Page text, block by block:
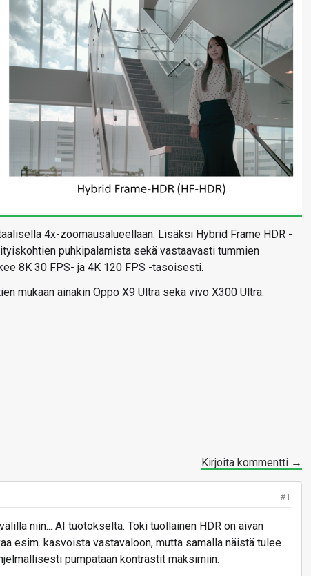
4x-zoomausalueellaan. Lisäksi Hybrid Frame HDR -
puhkipalamista sekä vastaavasti tummien
8K 30 FPS- ja 4K 120 FPS -tasoisesti.
mukaan ainakin Oppo X9 Ultra sekä vivo X300 Ultra.
Kirjoita kommentti →
#1
niin... AI tuotokselta. Toki tuollainen HDR on aivan
esim. kasvoista vastavaloon, mutta samalla näistä tulee
pumpataan kontrastit maksimiin.